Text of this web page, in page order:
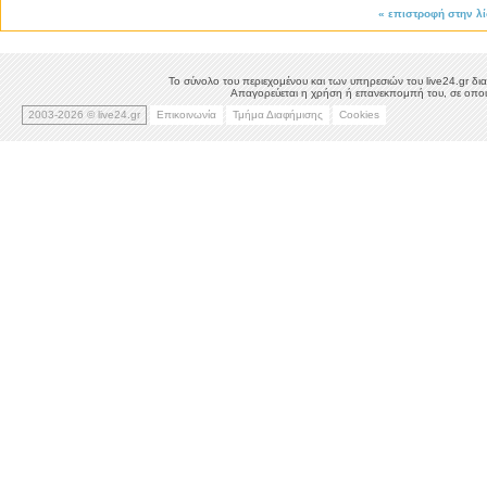
« επιστροφή στην
Το σύνολο του περιεχομένου και των υπηρεσιών του live24.gr
Απαγορεύεται η χρήση ή επανεκπομπή του, σε
2003-2026 © live24.gr
Επικοινωνία Τμήμα Διαφήμισης Cookies